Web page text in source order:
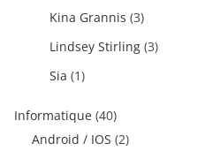
Kina Grannis (3)
Lindsey Stirling (3)
Sia (1)
Informatique (40)
Android / IOS (2)